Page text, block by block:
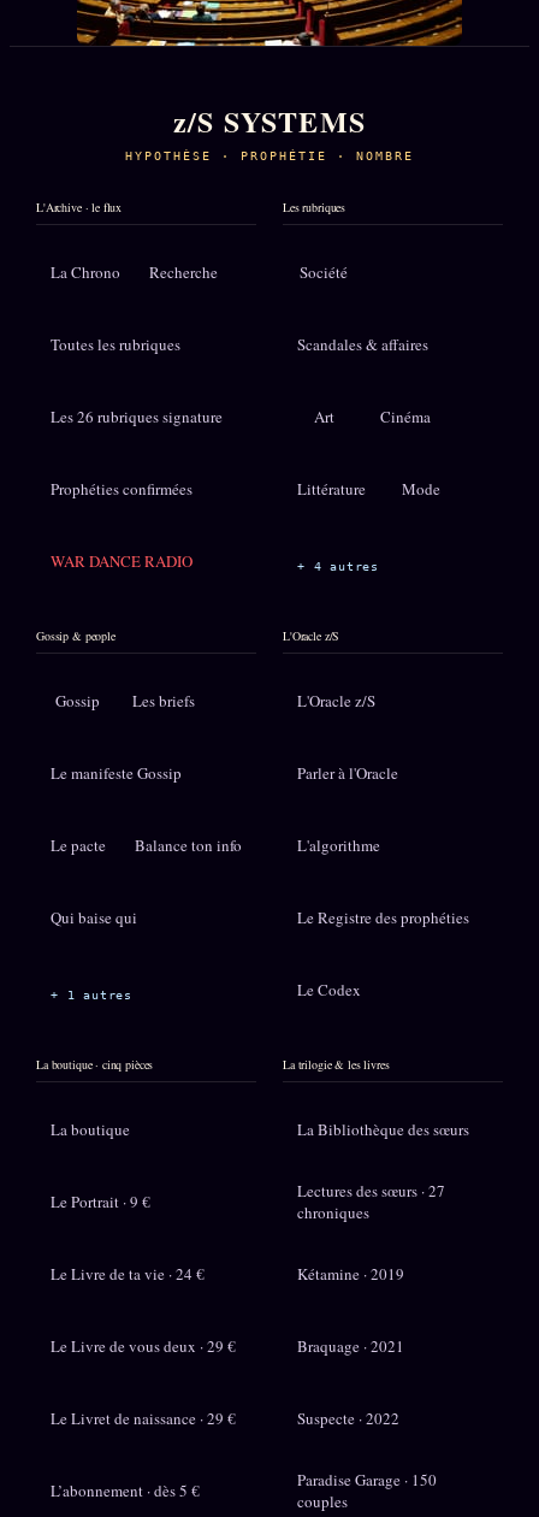
z/S SYSTEMS
HYPOTHÈSE · PROPHÉTIE · NOMBRE
L'Archive · le flux
La Chrono Recherche
Toutes les rubriques
Les 26 rubriques signature
Prophéties confirmées
WAR DANCE RADIO
Les rubriques
Société
Scandales & affaires
Art Cinéma
Littérature Mode
+ 4 autres
Gossip & people
Gossip Les briefs
Le manifeste Gossip
Le pacte Balance ton info
Qui baise qui
+ 1 autres
L'Oracle z/S
L'Oracle z/S
Parler à l'Oracle
L'algorithme
Le Registre des prophéties
Le Codex
La boutique · cinq pièces
La boutique
Le Portrait · 9 €
Le Livre de ta vie · 24 €
Le Livre de vous deux · 29 €
Le Livret de naissance · 29 €
L’abonnement · dès 5 €
La trilogie & les livres
La Bibliothèque des sœurs
Lectures des sœurs · 27
chroniques
Kétamine · 2019
Braquage · 2021
Suspecte · 2022
Paradise Garage · 150
couples